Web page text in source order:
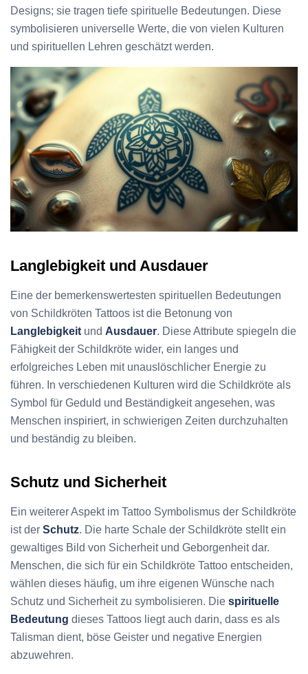
Designs; sie tragen tiefe spirituelle Bedeutungen. Diese
symbolisieren universelle Werte, die von vielen Kulturen
und spirituellen Lehren geschätzt werden.
Langlebigkeit und Ausdauer
Eine der bemerkenswertesten spirituellen Bedeutungen
von Schildkröten Tattoos ist die Betonung von
Langlebigkeit und Ausdauer. Diese Attribute spiegeln die
Fähigkeit der Schildkröte wider, ein langes und
erfolgreiches Leben mit unauslöschlicher Energie zu
führen. In verschiedenen Kulturen wird die Schildkröte als
Symbol für Geduld und Beständigkeit angesehen, was
Menschen inspiriert, in schwierigen Zeiten durchzuhalten
und beständig zu bleiben.
Schutz und Sicherheit
Ein weiterer Aspekt im Tattoo Symbolismus der Schildkröte
ist der Schutz. Die harte Schale der Schildkröte stellt ein
gewaltiges Bild von Sicherheit und Geborgenheit dar.
Menschen, die sich für ein Schildkröte Tattoo entscheiden,
wählen dieses häufig, um ihre eigenen Wünsche nach
Schutz und Sicherheit zu symbolisieren. Die spirituelle
Bedeutung dieses Tattoos liegt auch darin, dass es als
Talisman dient, böse Geister und negative Energien
abzuwehren.